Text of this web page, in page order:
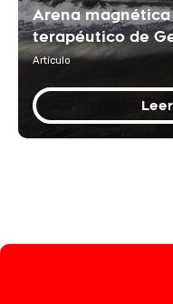
Arena
terapéutico de
Artículo